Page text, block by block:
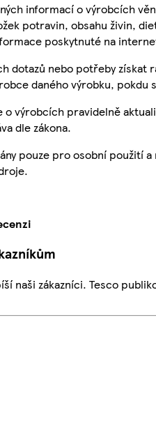
informací o výrobcích
potravin, obsahu živin,
poskytnuté na
dotazů nebo potřeby
daného výrobku, pokdu
výrobcích pravidelně
dle zákona.
pouze pro osobní použití
naši zákazníci. Tesco